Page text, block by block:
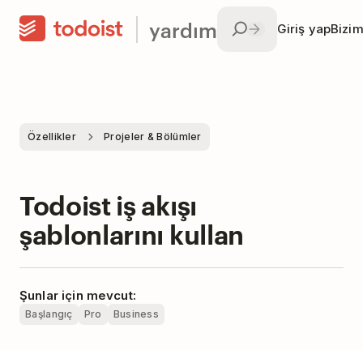
yardım Giriş yap
Özellikler Projeler & Bölümler
Todoist iş akışı
şablonlarını kullan
Şunlar için mevcut:
Başlangıç Pro Business